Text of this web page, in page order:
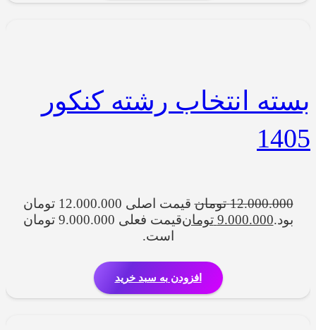
بسته انتخاب رشته کنکور
1405
12.000.000 تومان
قیمت اصلی 12.000.000 تومان
بود.9.000.000 تومان
قیمت فعلی 9.000.000 تومان
است.
افزودن به سبد خرید